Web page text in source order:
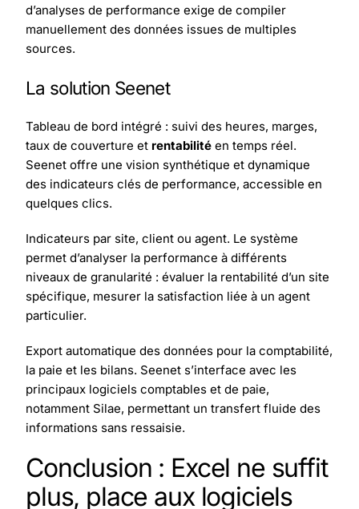
d’analyses de performance exige de compiler
manuellement des données issues de multiples
sources.
La solution Seenet
Tableau de bord intégré : suivi des heures, marges,
taux de couverture et rentabilitéen temps réel.
Seenet offre une vision synthétique et dynamique
des indicateurs clés de performance, accessible en
quelques clics.
Indicateurs par site, client ou agent. Le système
permet d’analyser la performance à différents
niveaux de granularité : évaluer la rentabilité d’un site
spécifique, mesurer la satisfaction liée à un agent
particulier.
Export automatique des données pour la comptabilité,
la paie et les bilans. Seenet s’interface avec les
principaux logiciels comptables et de paie,
notamment Silae, permettant un transfert fluide des
informations sans ressaisie.
Conclusion : Excel ne suffit
plus, place aux logiciels